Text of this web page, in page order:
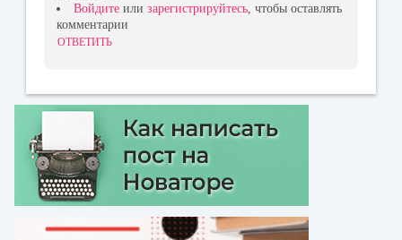
Войдите или зарегистрируйтесь , чтобы оставлять
комментарии
ОТВЕТИТЬ